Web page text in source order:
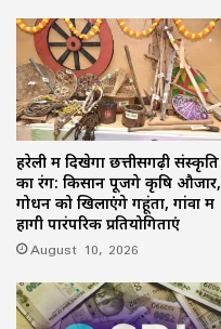
हरेली में दिखेगा छत्तीसगढ़ी संस्कृति
का रंग: किसान पूजेंगे कृषि औजार,
गोधन को खिलाएंगे गहूंता, गांवों में
होंगी पारंपरिक प्रतियोगिताएं
August 10, 2026